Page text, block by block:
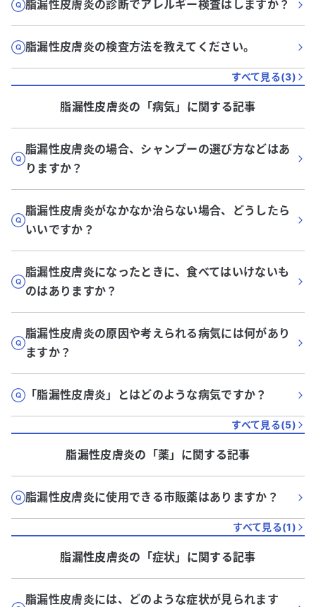
脂漏性皮膚炎の診断でアレルギー検査はしますか？
脂漏性皮膚炎の検査方法を教えてください。
すべて見る(3)
脂漏性皮膚炎の「病気」に関する記事
脂漏性皮膚炎の場合、シャンプーの選び方などはあ
りますか？
脂漏性皮膚炎がなかなか治らない場合、どうしたら
いいですか？
脂漏性皮膚炎になったときに、食べてはいけないも
のはありますか？
脂漏性皮膚炎の原因や考えられる病気には何があり
ますか？
「脂漏性皮膚炎」とはどのような病気ですか？
すべて見る(5)
脂漏性皮膚炎の「薬」に関する記事
脂漏性皮膚炎に使用できる市販薬はありますか？
すべて見る(1)
脂漏性皮膚炎の「症状」に関する記事
脂漏性皮膚炎には、どのような症状が見られます